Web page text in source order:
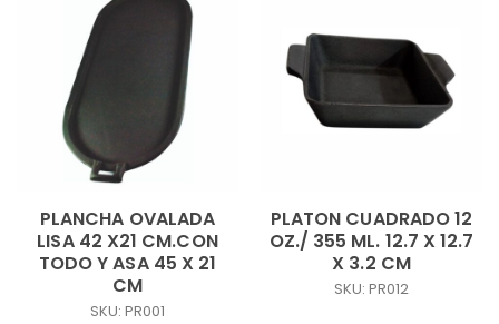
PLANCHA OVALADA
LISA 42 X21 CM.CON
TODO Y ASA 45 X 21
CM
SKU: PR001
PLATON CUADRADO 12
OZ./ 355 ML. 12.7 X 12.7
X 3.2 CM
SKU: PR012